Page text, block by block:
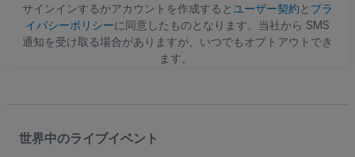
ス
サインインするかアカウントを作成すると ユーザー契約と プラ
イバシーポリシーに同意したものとなります。当社から SMS
通知を受け取る場合がありますが、いつでもオプトアウトでき
ます。
世界中のライブイベント